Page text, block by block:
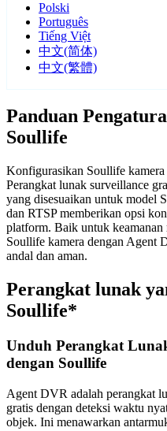
Polski
Português
Tiếng Việt
中文(简体)
中文(繁體)
Panduan
Soullife
Konfigurasikan Soullife
Perangkat lunak surveillance
yang disesuaikan untuk model
dan RTSP memberikan opsi
platform. Baik untuk keamanan
Soullife kamera dengan Agent
andal dan aman.
Perangkat lunak
Soullife*
Unduh Perangkat
dengan Soullife
Agent DVR adalah perangkat
gratis dengan deteksi waktu
objek. Ini menawarkan